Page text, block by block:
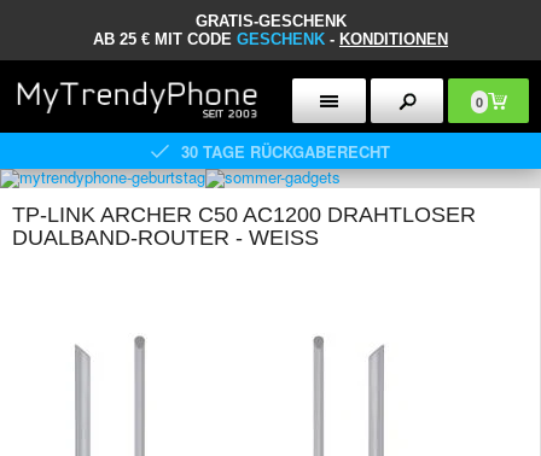
GRATIS-GESCHENK
AB 25 € MIT CODE GESCHENK - KONDITIONEN
0
30 TAGE RÜCKGABERECHT
TP-LINK ARCHER C50 AC1200 DRAHTLOSER
DUALBAND-ROUTER - WEISS